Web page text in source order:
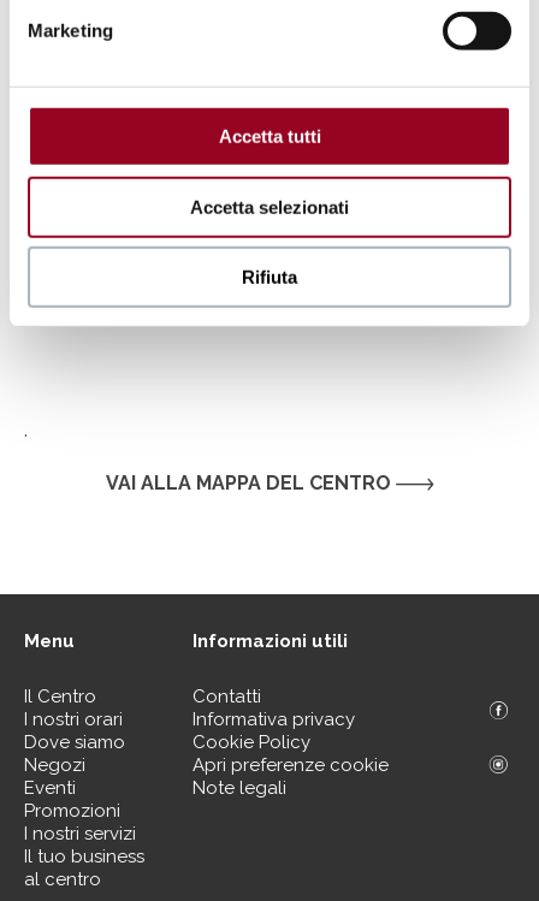
Marketing
Accetta tutti
Accetta selezionati
Rifiuta
.
VAI ALLA MAPPA DEL CENTRO
Menu
Il Centro
I nostri orari
Dove siamo
Negozi
Eventi
Promozioni
I nostri servizi
Il tuo business
al centro
Informazioni utili
Contatti
Informativa privacy
Cookie Policy
Apri preferenze cookie
Note legali